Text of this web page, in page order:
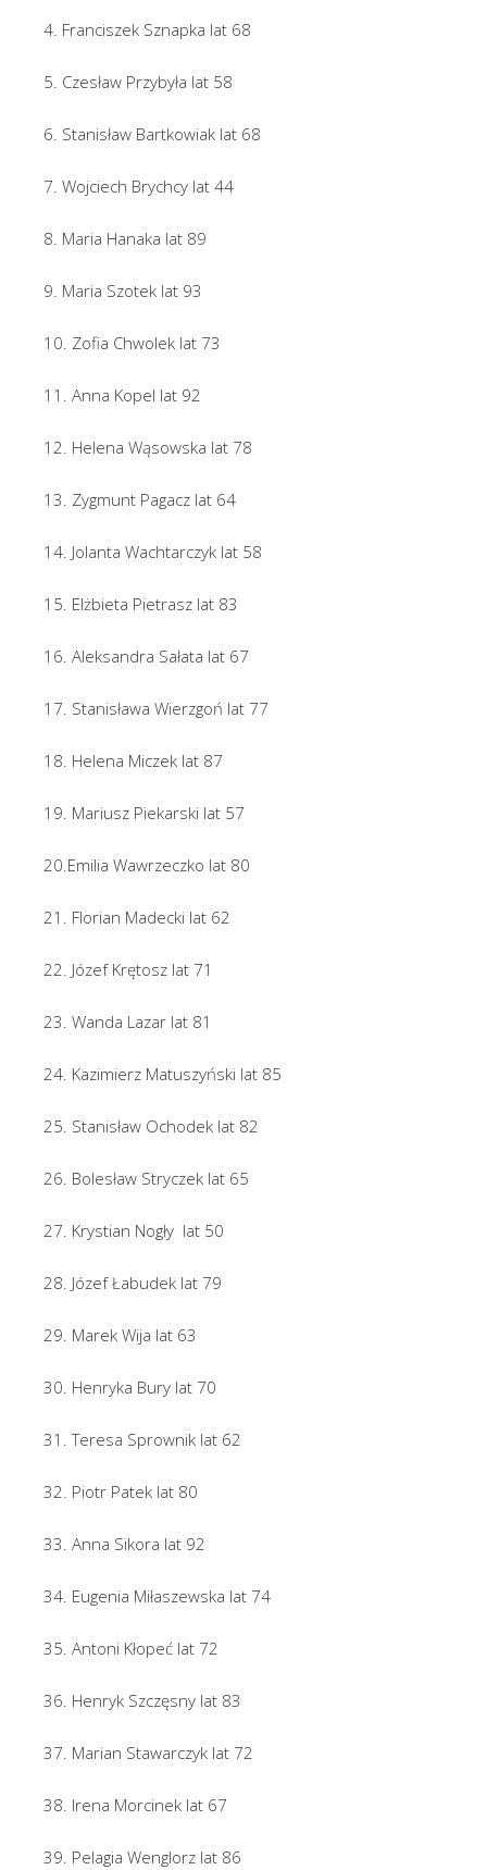
4. Franciszek Sznapka lat 68
5. Czesław Przybyła lat 58
6. Stanisław Bartkowiak lat 68
7. Wojciech Brychcy lat 44
8. Maria Hanaka lat 89
9. Maria Szotek lat 93
10. Zofia Chwolek lat 73
11. Anna Kopel lat 92
12. Helena Wąsowska lat 78
13. Zygmunt Pagacz lat 64
14. Jolanta Wachtarczyk lat 58
15. Elżbieta Pietrasz lat 83
16. Aleksandra Sałata lat 67
17. Stanisława Wierzgoń lat 77
18. Helena Miczek lat 87
19. Mariusz Piekarski lat 57
20.Emilia Wawrzeczko lat 80
21. Florian Madecki lat 62
22. Józef Krętosz lat 71
23. Wanda Lazar lat 81
24. Kazimierz Matuszyński lat 85
25. Stanisław Ochodek lat 82
26. Bolesław Stryczek lat 65
27. Krystian Nogły lat 50
28. Józef Łabudek lat 79
29. Marek Wija lat 63
30. Henryka Bury lat 70
31. Teresa Sprownik lat 62
32. Piotr Patek lat 80
33. Anna Sikora lat 92
34. Eugenia Miłaszewska lat 74
35. Antoni Kłopeć lat 72
36. Henryk Szczęsny lat 83
37. Marian Stawarczyk lat 72
38. Irena Morcinek lat 67
39. Pelagia Wenglorz lat 86